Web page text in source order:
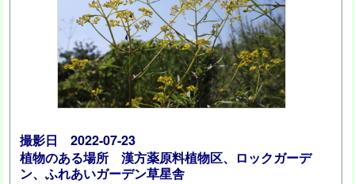
撮影日 2022-07-23
植物のある場所 漢方薬原料植物区、ロックガーデ
ン、ふれあいガーデン草星舎